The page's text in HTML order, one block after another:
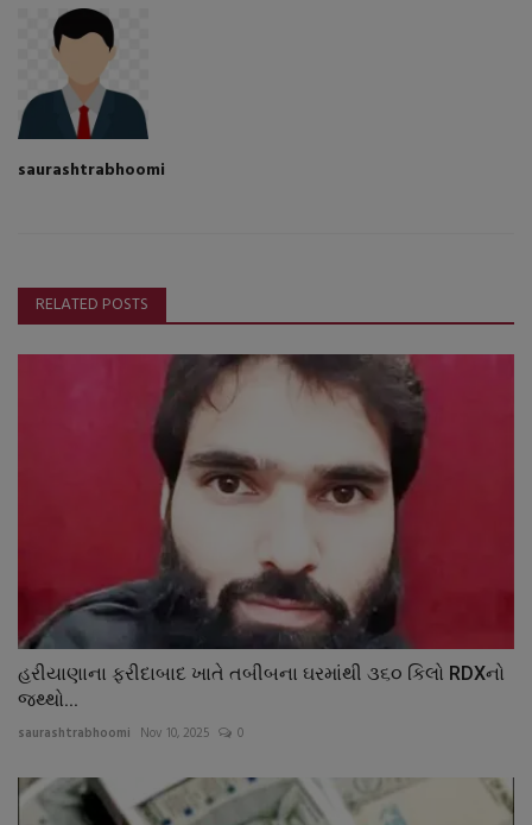
saurashtrabhoomi
RELATED POSTS
હરીયાણાના ફરીદાબાદ ખાતે તબીબના ઘરમાંથી ૩૬૦ કિલો RDXનો
જથ્થો...
saurashtrabhoomi Nov 10, 2025 0